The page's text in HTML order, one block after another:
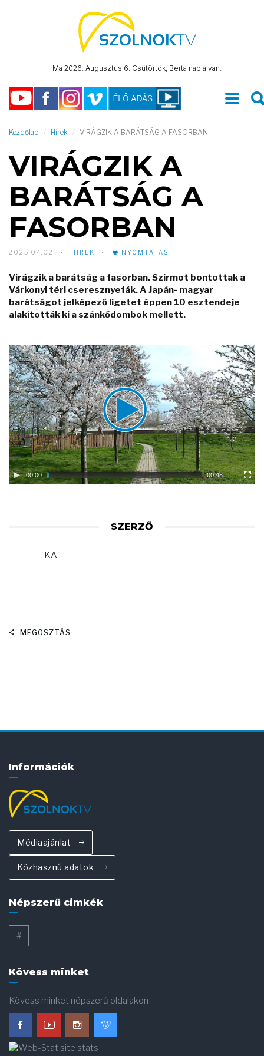
Ma 2026. Augusztus 6. Csütörtök, Berta napja van.
Kezdőlap Hírek VIRÁGZIK A BARÁTSÁG A FASORBAN
VIRÁGZIK A
BARÁTSÁG A
FASORBAN
2025.04.02 HÍREK NYOMTATÁS
Virágzik a barátság a fasorban. Szirmot bontottak a
Várkonyi téri cseresznyefák. A Japán- magyar
barátságot jelképező ligetet éppen 10 esztendeje
alakították ki a szánkődombok mellett.
Video
Player
00:00 00:48
SZERZŐ
KA
MEGOSZTÁS
Információk
Médiaajánlat
Közhasznú adatok
Népszerű cimkék
#
Kövess minket
Kövess minket népszerű oldalakon